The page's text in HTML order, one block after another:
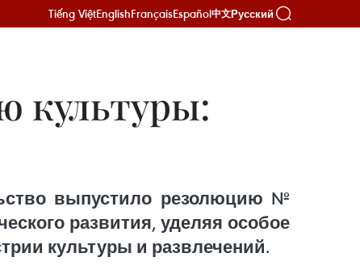
Tiếng ViệtEnglishFrançaisEspañol中文Русский
культуры:
выпустило резолюцию №
развития, уделяя особое
культуры и развлечений.